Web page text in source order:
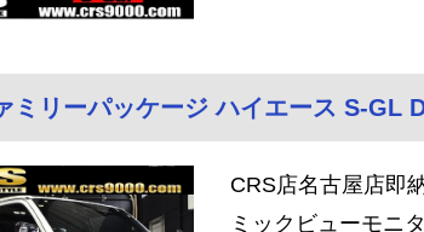
リーパッケージ ハイエース S-GL
CRS店名古屋店即
ミックビューモニ